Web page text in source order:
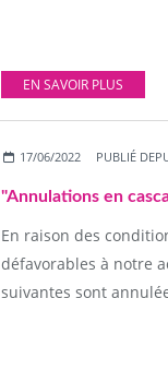
EN SAVOIR PLUS
17/06/2022 PUBLIÉ
"Annulations en
En raison des
défavorables à notre
suivantes sont